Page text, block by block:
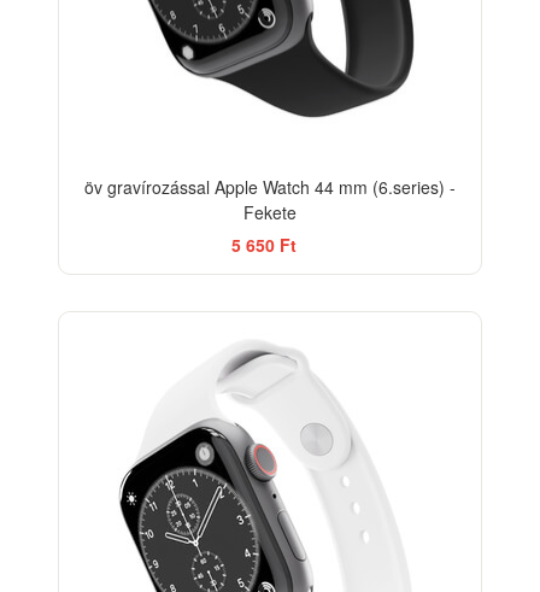
öv gravírozással Apple Watch 44 mm (6.series) -
Fekete
5 650 Ft